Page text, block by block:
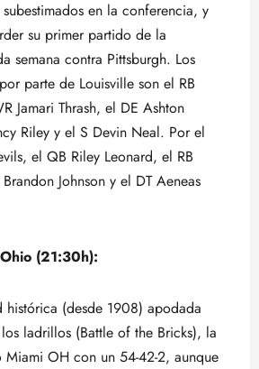
en la conferencia, y
su primer partido de la
semana contra Pittsburgh. Los
parte de Louisville son el RB
Jamari Thrash, el DE Ashton
Riley y el S Devin Neal. Por el
el QB Riley Leonard, el RB
Johnson y el DT Aeneas
(21:30h):
(desde 1908) apodada
ladrillos (Battle of the Bricks), la
Miami OH con un 54-42-2, aunque